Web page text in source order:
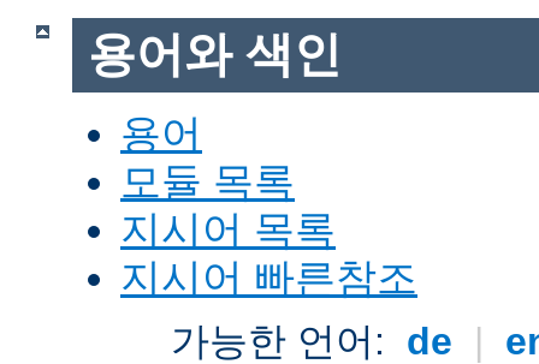
용어와 색인
용어
모듈 목록
지시어 목록
지시어 빠른참조
가능한 언어: de |